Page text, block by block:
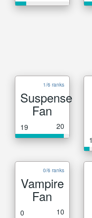
1/6 ranks
Suspense
Fan
19 20
1
0/6 ranks
Vampire
Fan
0 10